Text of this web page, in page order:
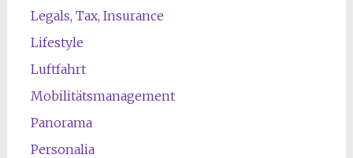
Legals, Tax, Insurance
Lifestyle
Luftfahrt
Mobilitätsmanagement
Panorama
Personalia